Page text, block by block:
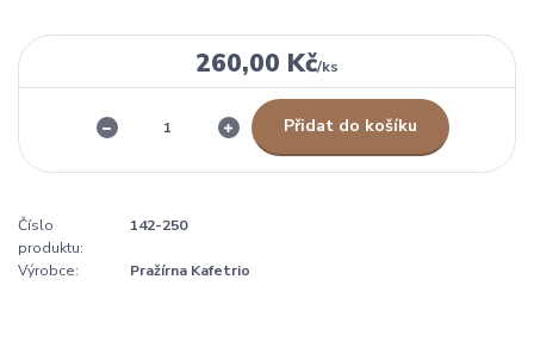
260,00 Kč/ks
Přidat do košíku
Číslo
produktu:
142-250
Výrobce: Pražírna Kafetrio